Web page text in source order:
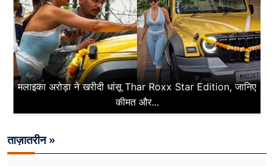
मलाइका अरोड़ा ने खरीदी धांसू Thar Roxx Star Edition, जानिए
कीमत और...
ताज़ातरीन »